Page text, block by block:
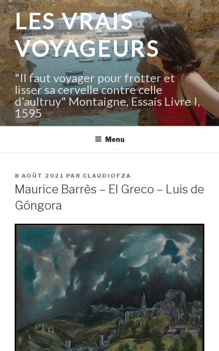
Aller
au
contenu
principal
LES VRAIS
VOYAGEURS
"Il faut voyager pour frotter et
lisser sa cervelle contre celle
d'aultruy" Montaigne, Essais Livre I,
1595
Menu
PUBLIÉ
LE
8 AOÛT 2021 PAR CLAUDIOFZA
Maurice Barrès – El Greco – Luis de
Góngora